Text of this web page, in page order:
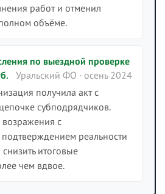
работ и отменил
объёме.
по выездной проверке
Уральский ФО · осень 2024
получила акт с
субподрядчиков.
с
реальности
итоговые
чем вдвое.